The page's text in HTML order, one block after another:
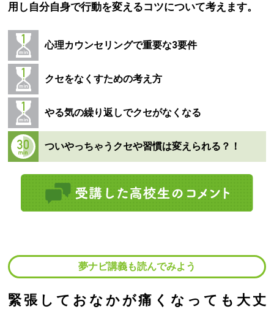
用し自分自身で行動を変えるコツについて考えます。
心理カウンセリングで重要な3要件
クセをなくすための考え方
やる気の繰り返しでクセがなくなる
ついやっちゃうクセや習慣は変えられる？！
夢ナビ講義も読んでみよう
緊張しておなかが痛くなっても大丈